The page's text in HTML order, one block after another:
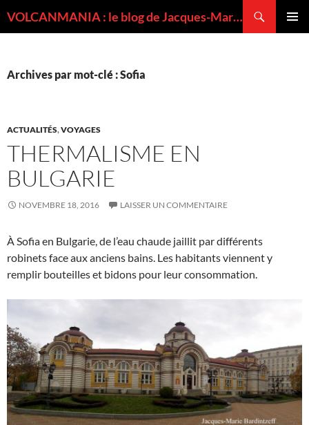
VOLCANMANIA : le blog de Jacques-Marie BARDINTZEFF, volcanologue
Archives par mot-clé : Sofia
ACTUALITÉS,VOYAGES
THERMALISME EN
BULGARIE
NOVEMBRE 18, 2016 LAISSER UN COMMENTAIRE
À Sofia en Bulgarie, de l’eau chaude jaillit par différents
robinets face aux anciens bains. Les habitants viennent y
remplir bouteilles et bidons pour leur consommation.